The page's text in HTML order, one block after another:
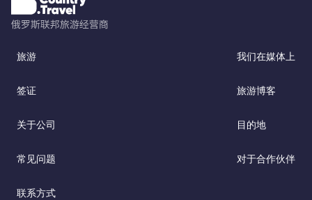
旅游 我们在媒体上
签证 旅游博客
关于公司 目的地
常见问题 对于合作伙伴
联系方式